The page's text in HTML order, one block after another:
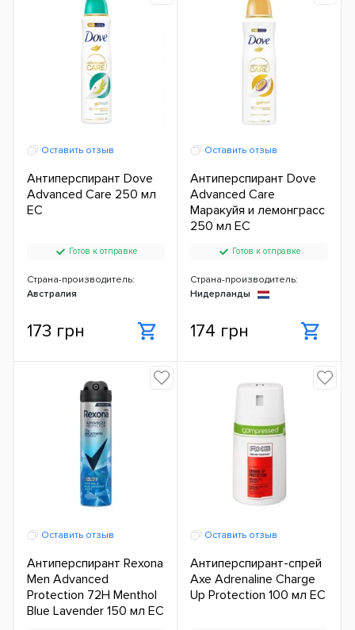
Оставить отзыв
Антиперспирант Dove
Advanced Care 250 мл
ЕС
Готов к отправке
Страна-производитель:
Австралия
173 грн
Оставить отзыв
Антиперспирант Dove
Advanced Care
Маракуйя и лемонграсс
250 мл ЕС
Готов к отправке
Страна-производитель:
Нидерланды
174 грн
Оставить отзыв
Антиперспирант Rexona
Men Advanced
Protection 72H Menthol
Blue Lavender 150 мл ЕС
Оставить отзыв
Антиперспирант-спрей
Axe Adrenaline Charge
Up Protection 100 мл ЕС